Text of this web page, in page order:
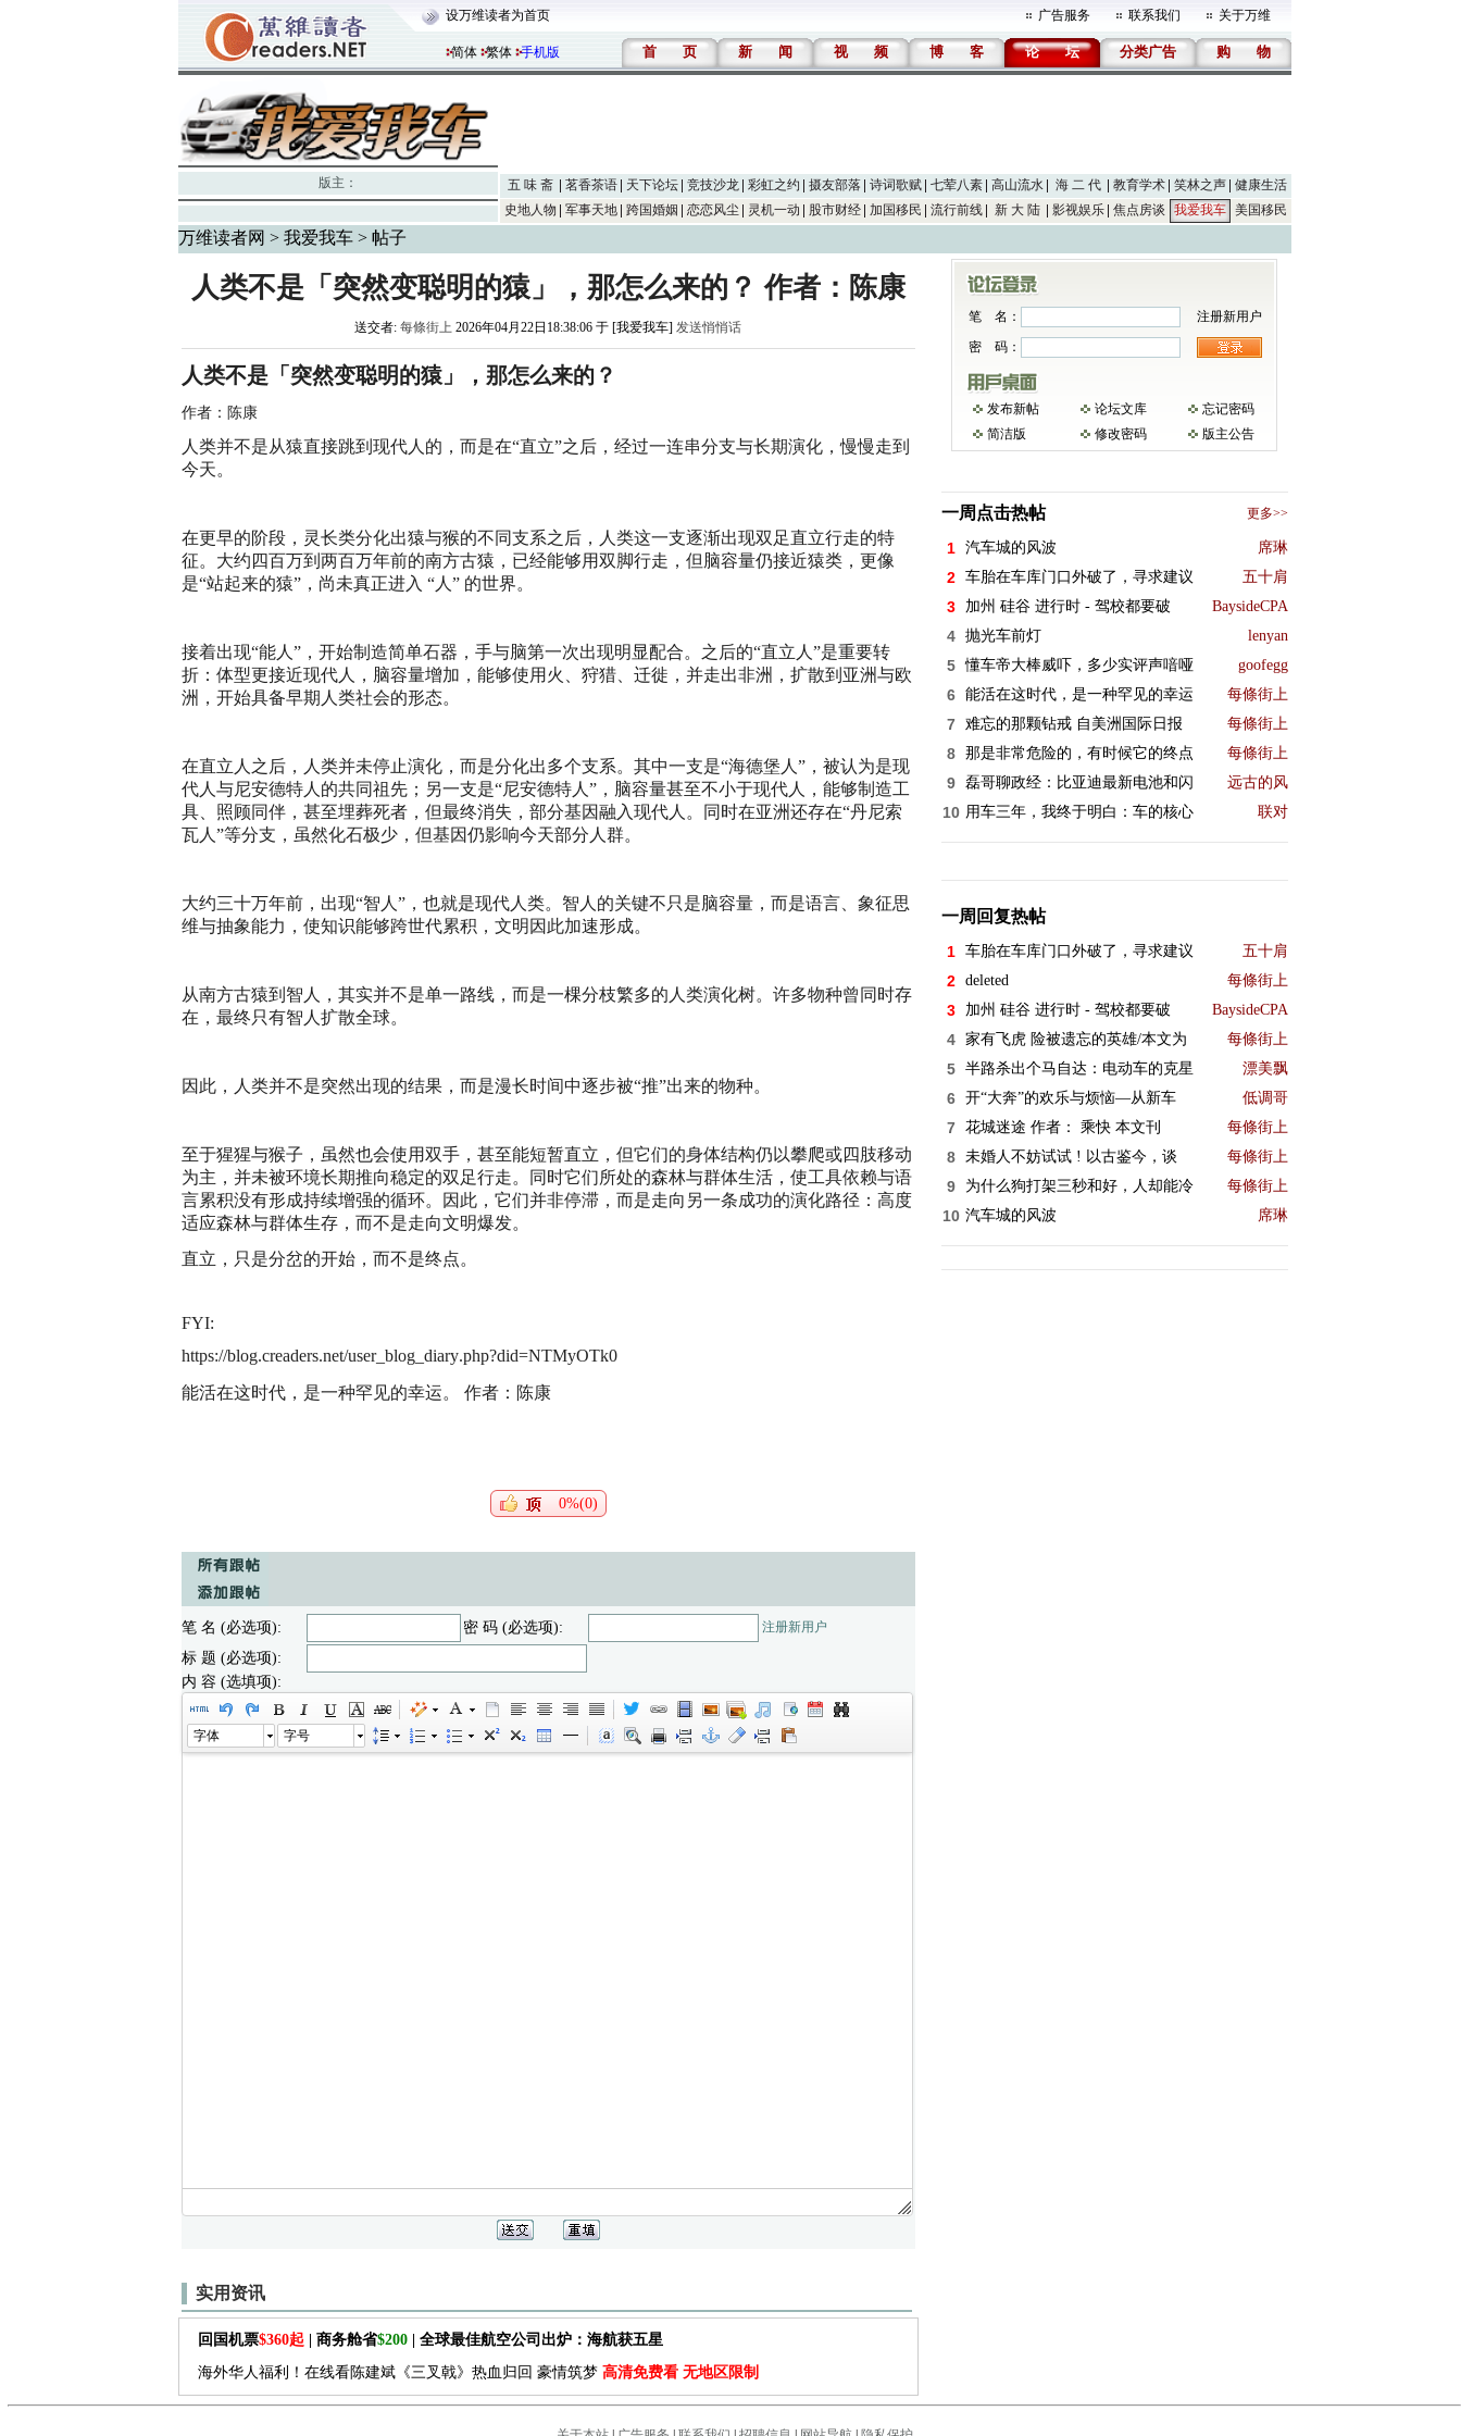
设万维读者为首页 广告服务 联系我们 关于万维
简体 繁体 手机版 首 页 新 闻 视 频 博 客 论 坛 分类广告 购 物
版主： 五 味 斋 茗香茶语 天下论坛 竞技沙龙 彩虹之约 摄友部落 诗词歌赋 七荤八素 高山流水 海 二 代 教育学术 笑林之声
健康生活
史地人物
军事天地 跨国婚姻 恋恋风尘 灵机一动 股市财经 加国移民 流行前线 新 大 陆 影视娱乐 焦点房谈 我爱我车 美国移民
万维读者网 > 我爱我车> 帖子
人类不是「突然变聪明的猿」，那怎么来的？ 作者：陈康
送交者: 每條街上 2026年04月22日18:38:06 于 [我爱我车] 发送悄悄话
人类不是「突然变聪明的猿」，那怎么来的？
作者：陈康
人类并不是从猿直接跳到现代人的，而是在“直立”之后，经过一连串分支与长期演化，慢慢走到
今天。
在更早的阶段，灵长类分化出猿与猴的不同支系之后，人类这一支逐渐出现双足直立行走的特
征。大约四百万到两百万年前的南方古猿，已经能够用双脚行走，但脑容量仍接近猿类，更像
是“站起来的猿”，尚未真正进入 “人” 的世界。
接着出现“能人”，开始制造简单石器，手与脑第一次出现明显配合。之后的“直立人”是重要转
折：体型更接近现代人，脑容量增加，能够使用火、狩猎、迁徙，并走出非洲，扩散到亚洲与欧
洲，开始具备早期人类社会的形态。
在直立人之后，人类并未停止演化，而是分化出多个支系。其中一支是“海德堡人”，被认为是现
代人与尼安德特人的共同祖先；另一支是“尼安德特人”，脑容量甚至不小于现代人，能够制造工
具、照顾同伴，甚至埋葬死者，但最终消失，部分基因融入现代人。同时在亚洲还存在“丹尼索
瓦人”等分支，虽然化石极少，但基因仍影响今天部分人群。
大约三十万年前，出现“智人”，也就是现代人类。智人的关键不只是脑容量，而是语言、象征思
维与抽象能力，使知识能够跨世代累积，文明因此加速形成。
从南方古猿到智人，其实并不是单一路线，而是一棵分枝繁多的人类演化树。许多物种曾同时存
在，最终只有智人扩散全球。
因此，人类并不是突然出现的结果，而是漫长时间中逐步被“推”出来的物种。
至于猩猩与猴子，虽然也会使用双手，甚至能短暂直立，但它们的身体结构仍以攀爬或四肢移动
为主，并未被环境长期推向稳定的双足行走。同时它们所处的森林与群体生活，使工具依赖与语
言累积没有形成持续增强的循环。因此，它们并非停滞，而是走向另一条成功的演化路径：高度
适应森林与群体生存，而不是走向文明爆发。
直立，只是分岔的开始，而不是终点。
FYI:
https://blog.creaders.net/user_blog_diary.php?did=NTMyOTk0
能活在这时代，是一种罕见的幸运。 作者：陈康
0%(0)
笔 名 (必选项): 密 码 (必选项): 注册新用户
标 题 (必选项):
内 容 (选填项):
字体 字号
实用资讯
回国机票$360起 | 商务舱省$200| 全球最佳航空公司出炉：海航获五星
海外华人福利！在线看陈建斌《三叉戟》热血归回 豪情筑梦 高清免费看 无地区限制
笔 名：
注册新用户
密 码：
发布新帖 论坛文库
忘记密码
简洁版
修改密码 版主公告
一周点击热帖 更多>>
1 汽车城的风波 席琳
2 车胎在车库门口外破了，寻求建议 五十肩
3 加州 硅谷 进行时 - 驾校都要破 BaysideCPA
4 抛光车前灯 lenyan
5 懂车帝大棒威吓，多少实评声喑哑 goofegg
6 能活在这时代，是一种罕见的幸运 每條街上
7 难忘的那颗钻戒 自美洲国际日报 每條街上
8 那是非常危险的，有时候它的终点 每條街上
9 磊哥聊政经：比亚迪最新电池和闪 远古的风
10 用车三年，我终于明白：车的核心 联对
一周回复热帖
1 车胎在车库门口外破了，寻求建议 五十肩
2 deleted 每條街上
3 加州 硅谷 进行时 - 驾校都要破 BaysideCPA
4 家有飞虎 险被遗忘的英雄/本文为 每條街上
5 半路杀出个马自达：电动车的克星 漂美飘
6 开“大奔”的欢乐与烦恼—从新车 低调哥
7 花城迷途 作者： 乘快 本文刊 每條街上
8 未婚人不妨试试 ! 以古鉴今，谈 每條街上
9 为什么狗打架三秒和好，人却能冷 每條街上
10 汽车城的风波 席琳